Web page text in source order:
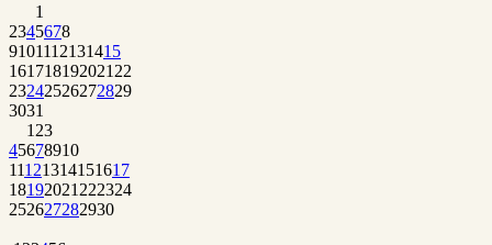
1
2345678
9101112131415
161718192021 22
23242526272829
3031
1 23
45678910
11121314151617
18192021 222324
252627282930